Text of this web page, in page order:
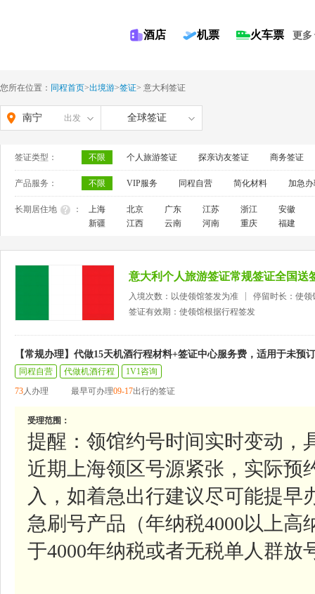
酒店 机票 火车票 更多
您所在位置： 同程首页>出境游>签证> 意大利签证
南宁 出发 全球签证
签证类型： 不限 个人旅游签证 探亲访友签证 商务签证
产品服务： 不限 VIP服务 同程自营 简化材料 加急
长期居住地 ： 上海 北京 广东 江苏 浙江
安徽
新疆
江西 云南 河南 重庆 福建
意大利个人旅游签证常规签证全国送
入境次数：以使领馆签发为准
停留时长：使领
签证有效期：使领馆根据行程签发
【常规办理】代做15天机酒行程材料+签证中心服务费，适用于未预
同程自营 代做机酒行程
1V1咨询
73人办理 最早可办理09-17出行的签证
受理范围：
提醒：领馆约号时间实时变动，
近期上海领区号源紧张，实际预
入，如着急出行建议尽可能提
急刷号产品（年纳税4000以上
于4000年纳税或者无税单人群放